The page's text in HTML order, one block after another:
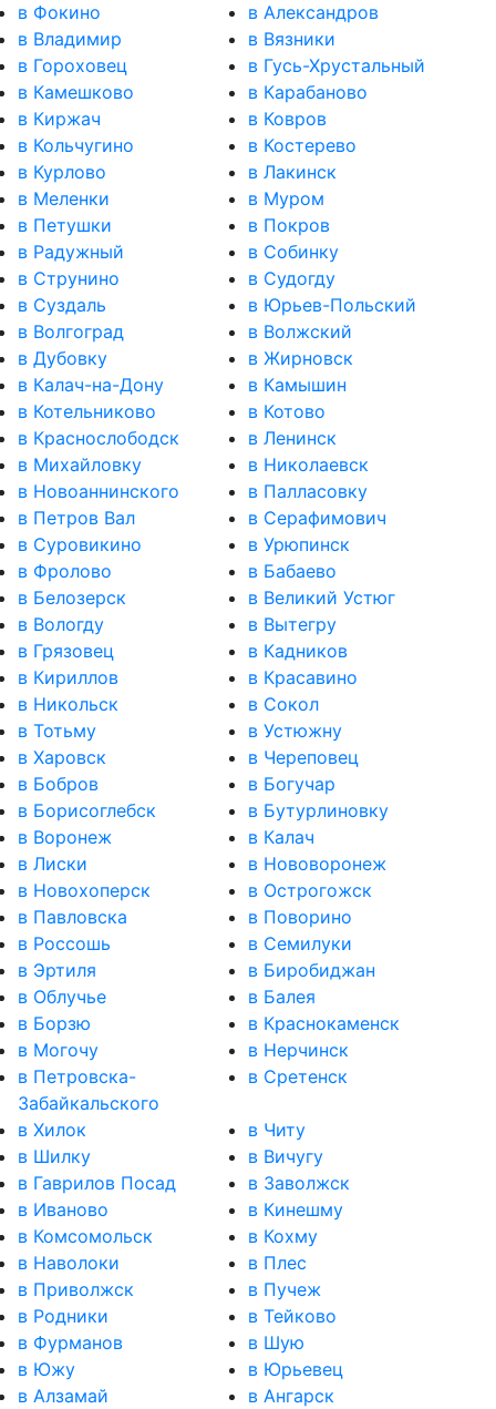
в Фокино
в Александров
в Владимир
в Вязники
в Гороховец
в Гусь-Хрустальный
в Камешково
в Карабаново
в Киржач
в Ковров
в Кольчугино
в Костерево
в Курлово
в Лакинск
в Меленки
в Муром
в Петушки
в Покров
в Радужный
в Собинку
в Струнино
в Судогду
в Суздаль
в Юрьев-Польский
в Волгоград
в Волжский
в Дубовку
в Жирновск
в Калач-на-Дону
в Камышин
в Котельниково
в Котово
в Краснослободск
в Ленинск
в Михайловку
в Николаевск
в Новоаннинского
в Палласовку
в Петров Вал
в Серафимович
в Суровикино
в Урюпинск
в Фролово
в Бабаево
в Белозерск
в Великий Устюг
в Вологду
в Вытегру
в Грязовец
в Кадников
в Кириллов
в Красавино
в Никольск
в Сокол
в Тотьму
в Устюжну
в Харовск
в Череповец
в Бобров
в Богучар
в Борисоглебск
в Бутурлиновку
в Воронеж
в Калач
в Лиски
в Нововоронеж
в Новохоперск
в Острогожск
в Павловска
в Поворино
в Россошь
в Семилуки
в Эртиля
в Биробиджан
в Облучье
в Балея
в Борзю
в Краснокаменск
в Могочу
в Нерчинск
в Петровска-
Забайкальского
в Сретенск
в Хилок
в Читу
в Шилку
в Вичугу
в Гаврилов Посад
в Заволжск
в Иваново
в Кинешму
в Комсомольск
в Кохму
в Наволоки
в Плес
в Приволжск
в Пучеж
в Родники
в Тейково
в Фурманов
в Шую
в Южу
в Юрьевец
в Алзамай
в Ангарск